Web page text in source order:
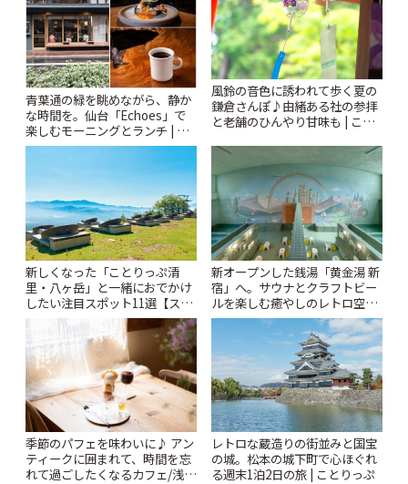
青葉通の緑を眺めながら、静か
な時間を。仙台「Echoes」で
楽しむモーニングとランチ | こ
とりっぷ
風鈴の音色に誘われて歩く夏の
鎌倉さんぽ♪由緒ある社の参拝
と老舗のひんやり甘味も | こと
新しくなった「ことりっぷ清
里・八ヶ岳」と一緒におでかけ
したい注目スポット11選【スタ
ンプラリー開催中】 | ことりっ
新オープンした銭湯「黄金湯 新
宿」へ。サウナとクラフトビー
ルを楽しむ癒やしのレトロ空間
| ことりっぷ
季節のパフェを味わいに♪ アン
ティークに囲まれて、時間を忘
れて過ごしたくなるカフェ/浅草
レトロな蔵造りの街並みと国宝
の城。松本の城下町で心ほぐれ
る週末1泊2日の旅 | ことりっぷ